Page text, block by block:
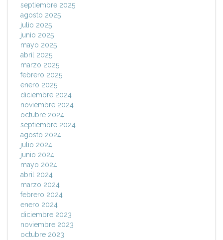
septiembre 2025
agosto 2025
julio 2025
junio 2025
mayo 2025
abril 2025
marzo 2025
febrero 2025
enero 2025
diciembre 2024
noviembre 2024
octubre 2024
septiembre 2024
agosto 2024
julio 2024
junio 2024
mayo 2024
abril 2024
marzo 2024
febrero 2024
enero 2024
diciembre 2023
noviembre 2023
octubre 2023